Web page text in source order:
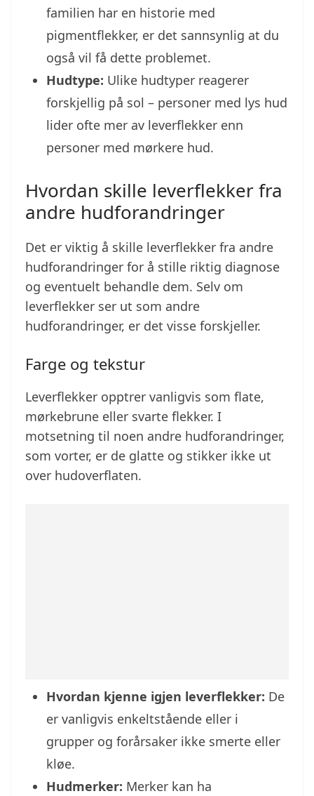
familien har en historie med
pigmentflekker, er det sannsynlig at du
også vil få dette problemet.
Hudtype: Ulike hudtyper reagerer
forskjellig på sol – personer med lys hud
lider ofte mer av leverflekker enn
personer med mørkere hud.
Hvordan skille leverflekker fra
andre hudforandringer
Det er viktig å skille leverflekker fra andre
hudforandringer for å stille riktig diagnose
og eventuelt behandle dem. Selv om
leverflekker ser ut som andre
hudforandringer, er det visse forskjeller.
Farge og tekstur
Leverflekker opptrer vanligvis som flate,
mørkebrune eller svarte flekker. I
motsetning til noen andre hudforandringer,
som vorter, er de glatte og stikker ikke ut
over hudoverflaten.
Hvordan kjenne igjen leverflekker: De
er vanligvis enkeltstående eller i
grupper og forårsaker ikke smerte eller
kløe.
Hudmerker: Merker kan ha